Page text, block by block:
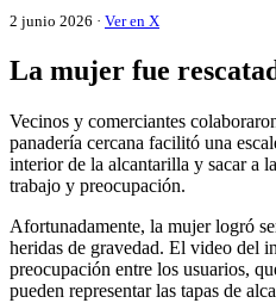
2 junio 2026 · Ver en X
La mujer fue
Vecinos y comerciantes
panadería cercana facilitó una
interior de la alcantarilla y sacar a
trabajo y preocupación.
Afortunadamente, la mujer logró
heridas de gravedad. El video del
preocupación entre los usuarios,
pueden representar las tapas de